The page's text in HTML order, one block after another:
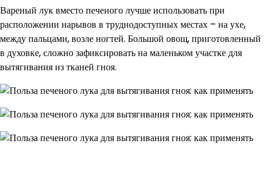
Вареный лук вместо печеного лучше использовать при
расположении нарывов в труднодоступных местах – на ухе,
между пальцами, возле ногтей. Большой овощ, приготовленный
в духовке, сложно зафиксировать на маленьком участке для
вытягивания из тканей гноя.